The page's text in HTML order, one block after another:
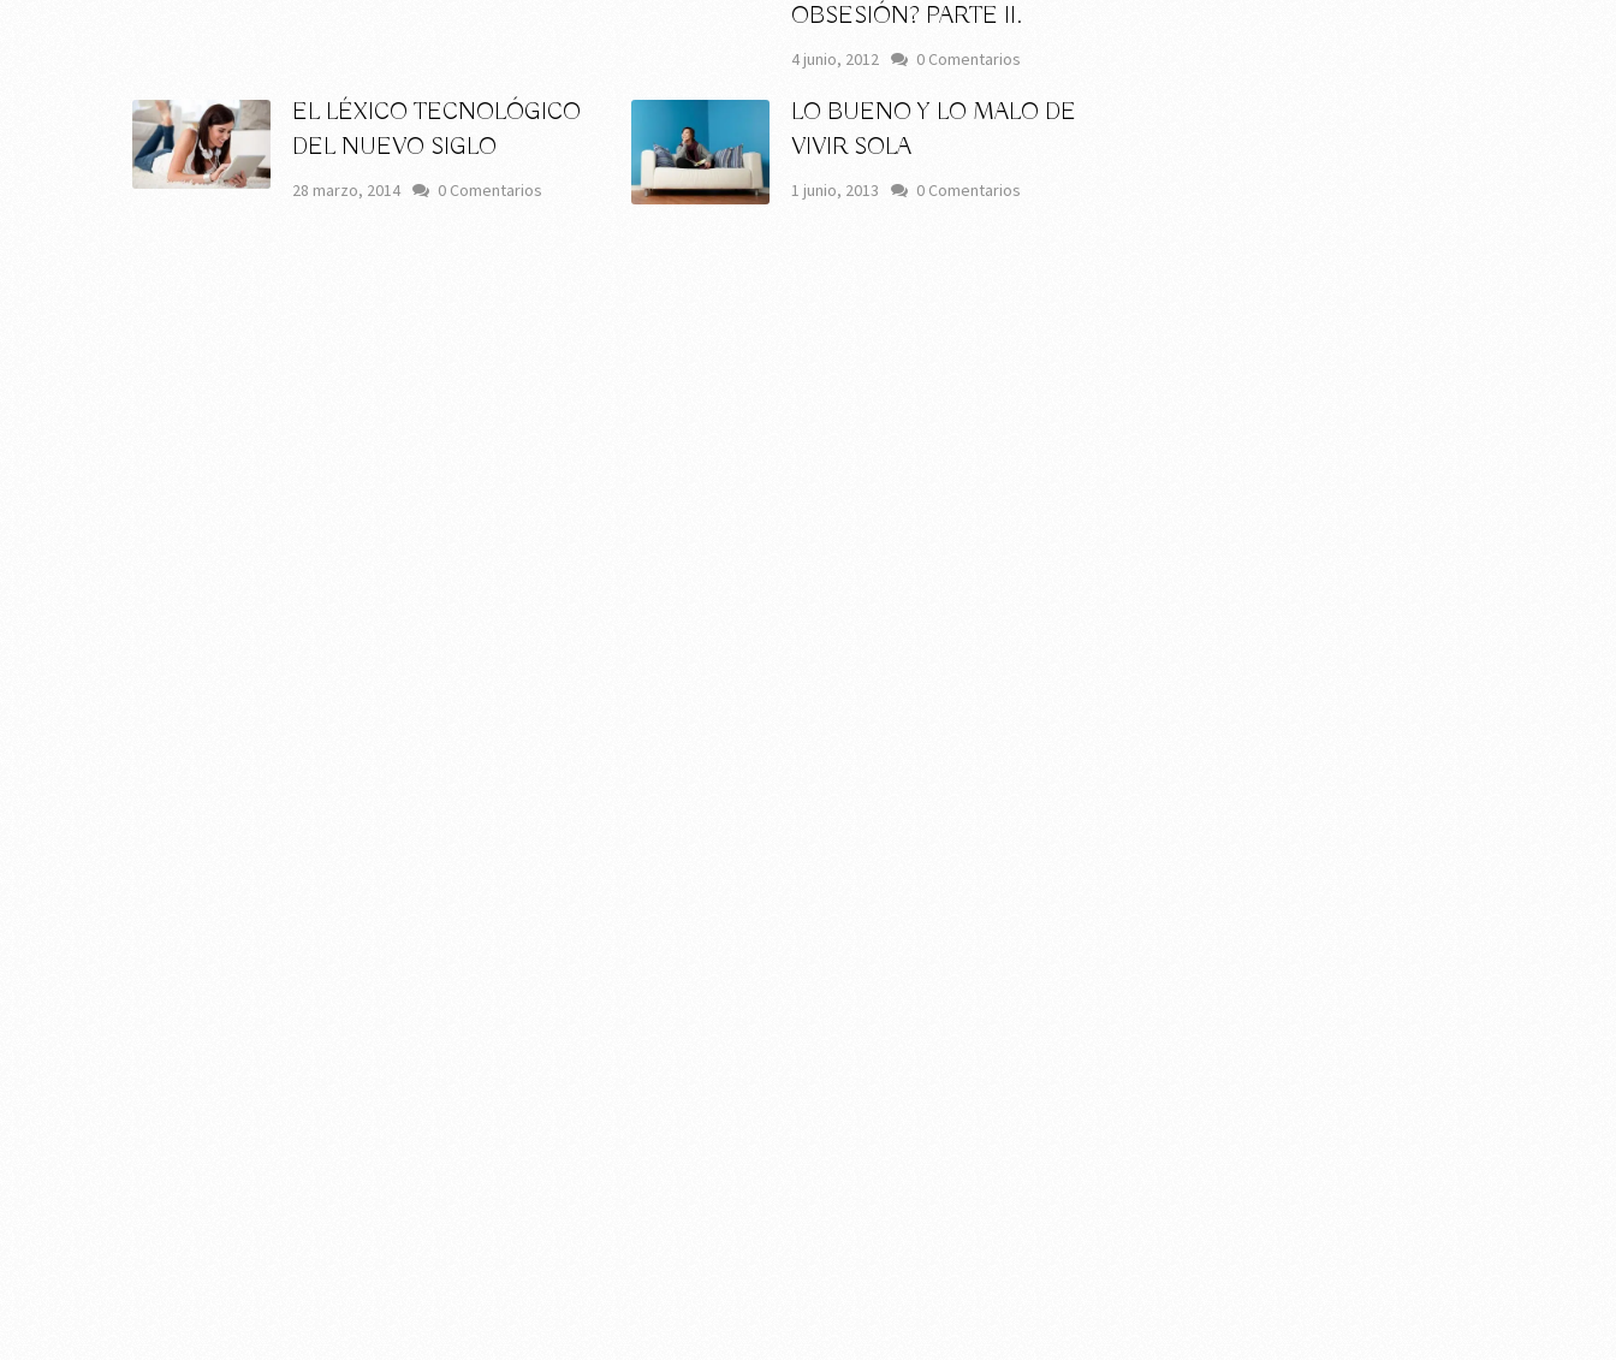
OBSESIÓN? PARTE II.
4 junio, 2012 0 Comentarios
EL LÉXICO TECNOLÓGICO
DEL NUEVO SIGLO
28 marzo, 2014 0 Comentarios
LO BUENO Y LO MALO DE
VIVIR SOLA
1 junio, 2013 0 Comentarios